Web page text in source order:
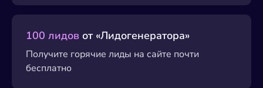
100 лидов от «Лидогенератора»
Получите горячие лиды на сайте почти
бесплатно